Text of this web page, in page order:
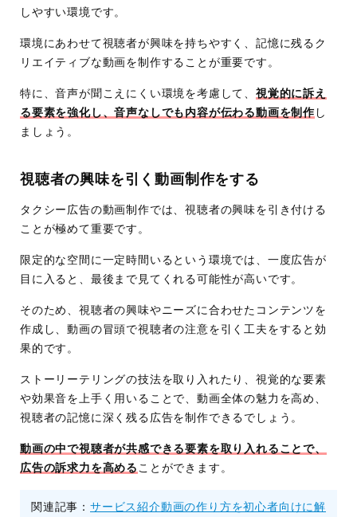
しやすい環境です。
環境にあわせて視聴者が興味を持ちやすく、記憶に残るク
リエイティブな動画を制作することが重要です。
特に、音声が聞こえにくい環境を考慮して、視覚的に訴え
る要素を強化し、音声なしでも内容が伝わる動画を制作 し
ましょう。
視聴者の興味を引く動画制作をする
タクシー広告の動画制作では、視聴者の興味を引き付ける
ことが極めて重要です。
限定的な空間に一定時間いるという環境では、一度広告が
目に入ると、最後まで見てくれる可能性が高いです。
そのため、視聴者の興味やニーズに合わせたコンテンツを
作成し、動画の冒頭で視聴者の注意を引く工夫をすると効
果的です。
ストーリーテリングの技法を取り入れたり、視覚的な要素
や効果音を上手く用いることで、動画全体の魅力を高め、
視聴者の記憶に深く残る広告を制作できるでしょう。
動画の中で視聴者が共感できる要素を取り入れることで、
広告の訴求力を高める ことができます。
関連記事： サービス紹介動画の作り方を初心者向けに解